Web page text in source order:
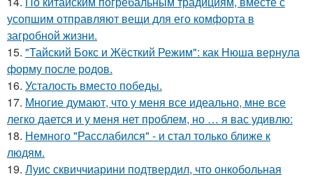
усопшим отправляют вещи для его комфорта в
загробной жизни.
15. "Тайский Бокс и Жёсткий Режим": как Нюша вернула
форму после родов.
16. Усталость вместо победы.
17. Многие думают, что у меня все идеально, мне все
легко дается и у меня нет проблем, но … я вас удивлю:
18. Немного "Расслабился" - и стал только ближе к
людям.
19. Луис сквиччиарини подтвердил, что онкобольная